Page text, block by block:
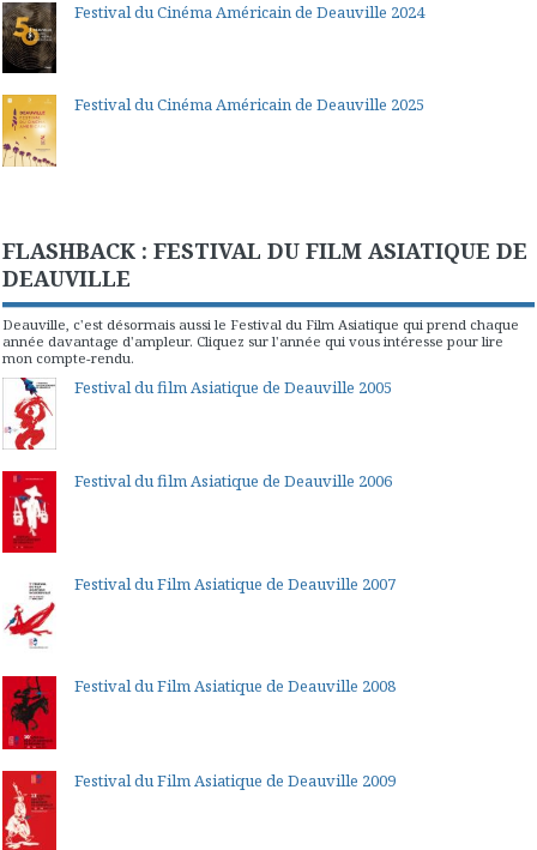
Festival du Cinéma Américain de Deauville 2024
Festival du Cinéma Américain de Deauville 2025
FLASHBACK : FESTIVAL DU FILM ASIATIQUE DE
DEAUVILLE
Deauville, c'est désormais aussi le Festival du Film Asiatique qui prend chaque
année davantage d'ampleur. Cliquez sur l'année qui vous intéresse pour lire
mon compte-rendu.
Festival du film Asiatique de Deauville 2005
Festival du film Asiatique de Deauville 2006
Festival du Film Asiatique de Deauville 2007
Festival du Film Asiatique de Deauville 2008
Festival du Film Asiatique de Deauville 2009